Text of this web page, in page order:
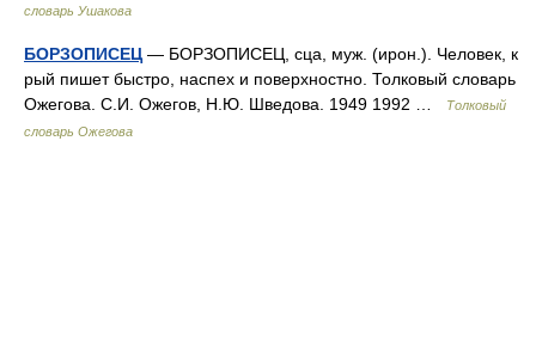
словарь Ушакова
БОРЗОПИСЕЦ — БОРЗОПИСЕЦ, сца, муж. (ирон.). Человек, к
рый пишет быстро, наспех и поверхностно. Толковый словарь
Ожегова. С.И. Ожегов, Н.Ю. Шведова. 1949 1992 …
Толковый
словарь Ожегова